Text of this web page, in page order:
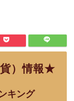
）情報★
キング